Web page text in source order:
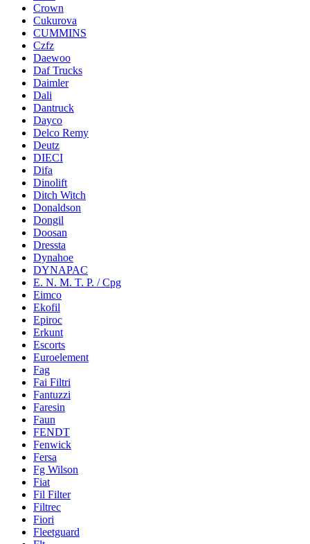
Crown
Cukurova
CUMMINS
Czfz
Daewoo
Daf Trucks
Daimler
Dali
Dantruck
Dayco
Delco Remy
Deutz
DIECI
Difa
Dinolift
Ditch Witch
Donaldson
Dongil
Doosan
Dressta
Dynahoe
DYNAPAC
E. N. M. T. P. / Cpg
Eimco
Ekofil
Epiroc
Erkunt
Escorts
Euroelement
Fag
Fai Filtri
Fantuzzi
Faresin
Faun
FENDT
Fenwick
Fersa
Fg Wilson
Fiat
Fil Filter
Filtrec
Fiori
Fleetguard